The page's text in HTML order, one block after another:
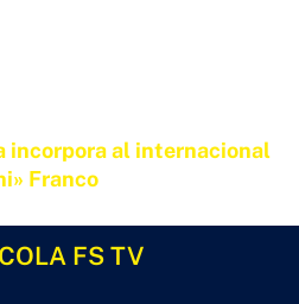
incorpora al internacional
Franco
FS TV